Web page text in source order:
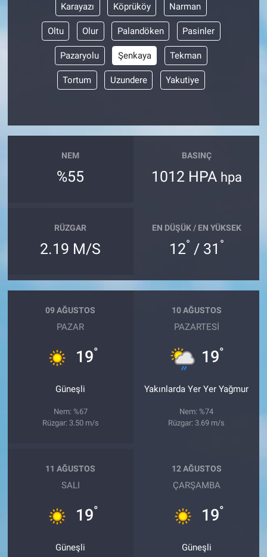
Karayazı Köprüköy Narman
Oltu Olur Palandöken Pasinler
Pazaryolu Şenkaya Tekman
Tortum Uzundere Yakutiye
NEM
%55
BASINÇ
1012 HPA hpa
RÜZGAR
2.19 M/S
EN DÜŞÜK / EN YÜKSEK
12° / 31 °
09 AĞUSTOS
PAZAR
19°
Güneşli
Nem: %67
Rüzgar: 3.50 m/s
10 AĞUSTOS
PAZARTESI
19°
Yakınlarda Yer Yer Yağmur
Nem: %74
Rüzgar: 3.69 m/s
11 AĞUSTOS
SALI
19°
Güneşli
12 AĞUSTOS
ÇARŞAMBA
19°
Güneşli